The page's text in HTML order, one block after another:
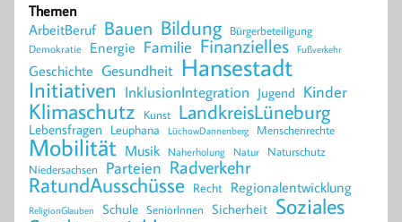
Themen
ArbeitBeruf Bauen Bildung Bürgerbeteiligung
Demokratie Energie Familie Finanzielles Fußverkehr
Geschichte Gesundheit Hansestadt
Initiativen InklusionIntegration Jugend Kinder
Klimaschutz Kunst LandkreisLüneburg
Lebensfragen Leuphana LüchowDannenberg Menschenrechte
Mobilität Musik Naherholung Natur Naturschutz
Niedersachsen Parteien Radverkehr
RatundAusschüsse Recht Regionalentwicklung
ReligionGlauben Schule SeniorInnen Sicherheit Soziales